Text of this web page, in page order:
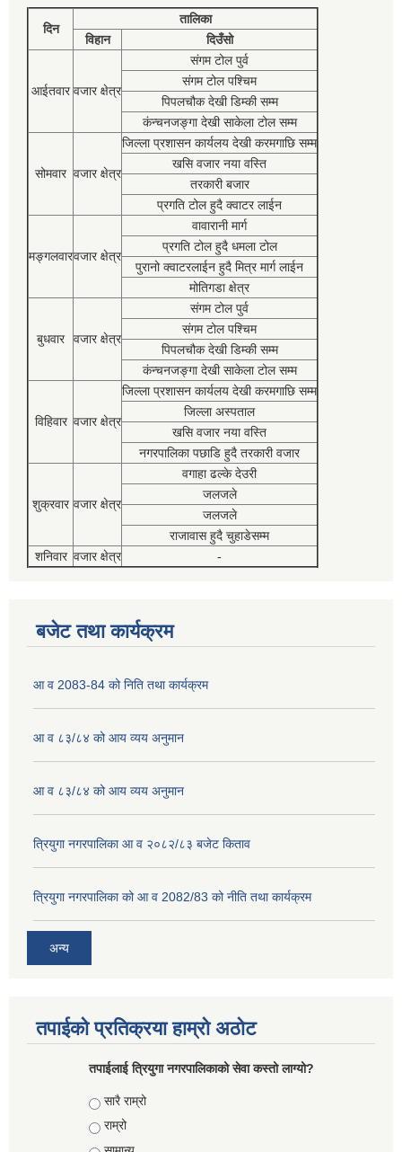
दिन
तालिका
विहान
दिउँसो
आईतवार वजार क्षेत्र
संगम टोल पुर्व
संगम टोल पश्चिम
पिपलचौक देखी डिम्की सम्म
कंन्चनजङ्गा देखी साकेला टोल सम्म
सोमवार वजार क्षेत्र
जिल्ला प्रशासन कार्यलय देखी करमगाछि सम्म
खसि वजार नया वस्ति
तरकारी बजार
प्रगति टोल हुदै क्वाटर लाईन
मङ्गलवारवजार क्षेत्र
वावारानी मार्ग
प्रगति टोल हुदै धमला टोल
पुरानो क्वाटरलाईन हुदै मित्र मार्ग लाईन
मोतिगडा क्षेत्र
बुधवार वजार क्षेत्र
संगम टोल पुर्व
संगम टोल पश्चिम
पिपलचौक देखी डिम्की सम्म
कंन्चनजङ्गा देखी साकेला टोल सम्म
विहिवार वजार क्षेत्र
जिल्ला प्रशासन कार्यलय देखी करमगाछि सम्म
जिल्ला अस्पताल
खसि वजार नया वस्ति
नगरपालिका पछाडि हुदै तरकारी वजार
शुक्रवार वजार क्षेत्र
वगाहा ढल्के देउरी
जलजले
जलजले
राजावास हुदै चुहाडेसम्म
शनिवार वजार क्षेत्र -
बजेट तथा कार्यक्रम
आ व 2083-84 को निति तथा कार्यक्रम
आ व ८३/८४ को आय व्यय अनुमान
आ व ८३/८४ को आय व्यय अनुमान
त्रियुगा नगरपालिका आ व २०८२/८३ बजेट किताव
त्रियुगा नगरपालिका को आ व 2082/83 को नीति तथा कार्यक्रम
अन्य
तपाईको प्रतिक्रया हाम्रो अठोट
तपाईलाई त्रियुगा नगरपालिकाको सेवा कस्तो लाग्यो?
Choices
सारै राम्रो
राम्रो